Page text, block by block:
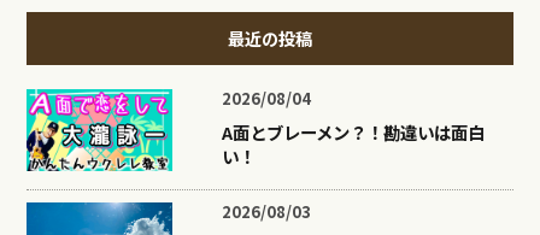
最近の投稿
2026/08/04
A面とブレーメン？！勘違いは面白
い！
2026/08/03